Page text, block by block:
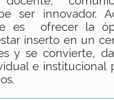
ser innovador.
es ofrecer la
inserto en un
y se convierte,
e institucional